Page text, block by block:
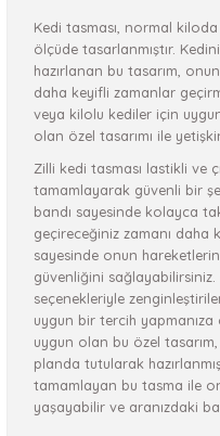
Kedi tasması, normal
ölçüde tasarlanmıştır.
hazırlanan bu tasarım,
daha keyifli zamanlar
veya kilolu kediler için
olan özel tasarımı ile
Zilli kedi tasması lastikli ve
tamamlayarak güvenli bir
bandı sayesinde kolayca
geçireceğiniz zamanı daha
sayesinde onun
güvenliğini sağlayabilirsiniz.
seçenekleriyle
uygun bir tercih
uygun olan bu özel
planda tutularak
tamamlayan bu tasma ile
yaşayabilir ve aranızdaki